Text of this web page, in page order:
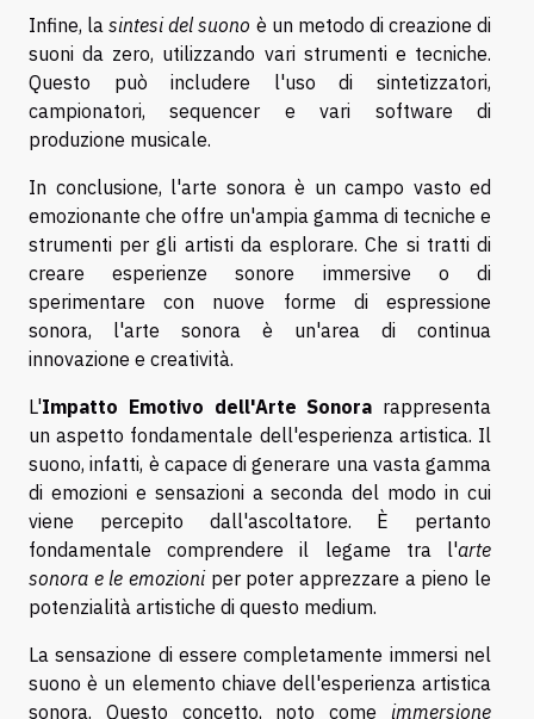
Infine, lasintesi del suono è un metodo di creazione di
suoni da zero, utilizzando vari strumenti e tecniche.
Questo può includere l'uso di sintetizzatori,
campionatori, sequencer e vari software di
produzione musicale.
In conclusione, l'arte sonora è un campo vasto ed
emozionante che offre un'ampia gamma di tecniche e
strumenti per gli artisti da esplorare. Che si tratti di
creare esperienze sonore immersive o di
sperimentare con nuove forme di espressione
sonora, l'arte sonora è un'area di continua
innovazione e creatività.
L'Impatto Emotivo dell'Arte Sonora rappresenta
un aspetto fondamentale dell'esperienza artistica. Il
suono, infatti, è capace di generare una vasta gamma
di emozioni e sensazioni a seconda del modo in cui
viene percepito dall'ascoltatore. È pertanto
fondamentale comprendere il legame tra l'arte
sonora e le emozioniper poter apprezzare a pieno le
potenzialità artistiche di questo medium.
La sensazione di essere completamente immersi nel
suono è un elemento chiave dell'esperienza artistica
sonora. Questo concetto, noto come immersione